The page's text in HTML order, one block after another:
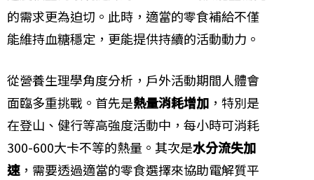
的需求更為迫切。此時，適當的零食補給不僅
能維持血糖穩定，更能提供持續的活動動力。
從營養生理學角度分析，戶外活動期間人體會
面臨多重挑戰。首先是熱量消耗增加 ，特別是
在登山、健行等高強度活動中，每小時可消耗
300-600大卡不等的熱量。其次是水分流失加
速，需要透過適當的零食選擇來協助電解質平